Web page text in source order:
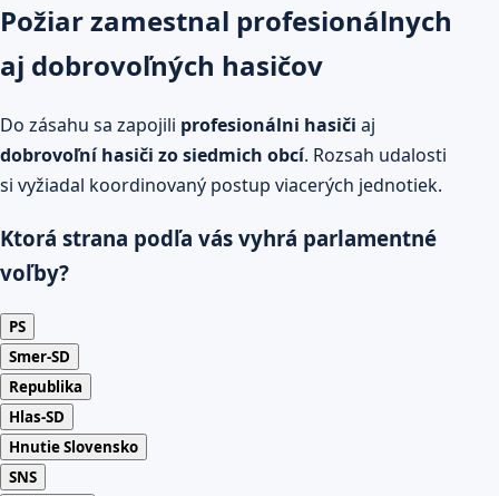
Požiar zamestnal profesionálnych
aj dobrovoľných hasičov
Do zásahu sa zapojili profesionálni hasiči aj
dobrovoľní hasiči zo siedmich obcí. Rozsah udalosti
si vyžiadal koordinovaný postup viacerých jednotiek.
Ktorá strana podľa vás vyhrá parlamentné
voľby?
PS
Smer-SD
Republika
Hlas-SD
Hnutie Slovensko
SNS